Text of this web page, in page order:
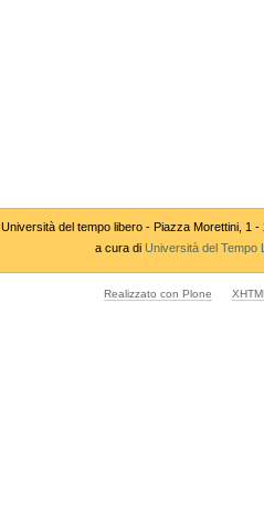
Università del tempo libero - Piazza Morettini, 1
a cura di Università del Tempo
Realizzato con Plone